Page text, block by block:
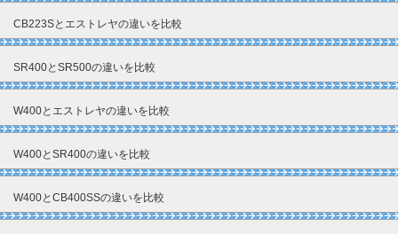
CB223Sとエストレヤの違いを比較
SR400とSR500の違いを比較
W400とエストレヤの違いを比較
W400とSR400の違いを比較
W400とCB400SSの違いを比較